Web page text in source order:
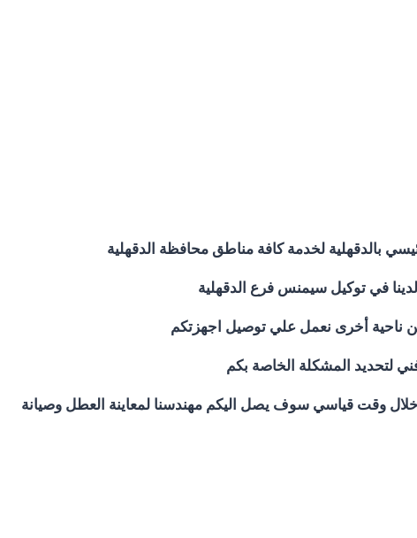
بالدقهلية لخدمة كافة مناطق محافظة الدقهلية
في توكيل سيمنس فرع الدقهلية
لتحديد المشكلة الخاصة بكم
وقت قياسي سوف يصل اليكم مهندسنا لمعاينة العطل وصيانة